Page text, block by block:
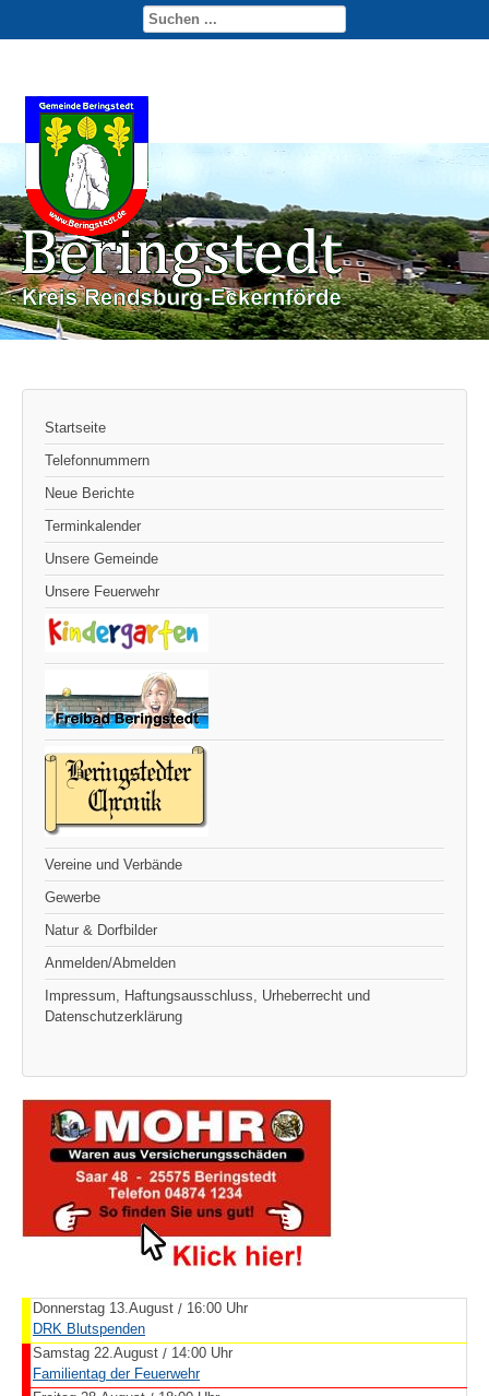
Startseite
Telefonnummern
Neue Berichte
Terminkalender
Unsere Gemeinde
Unsere Feuerwehr
Vereine und Verbände
Gewerbe
Natur & Dorfbilder
Anmelden/Abmelden
Impressum, Haftungsausschluss, Urheberrecht und
Datenschutzerklärung
Donnerstag 13.August / 16:00 Uhr
DRK Blutspenden
Samstag 22.August / 14:00 Uhr
Familientag der Feuerwehr